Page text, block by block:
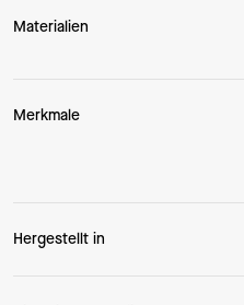
Materialien
Merkmale
Hergestellt in